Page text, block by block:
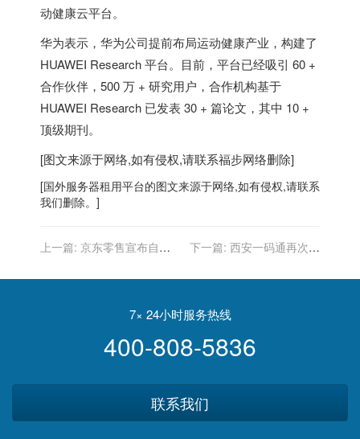
动健康云平台。
华为表示，华为公司提前布局运动健康产业，构建了
HUAWEI Research 平台。目前，平台已经吸引 60 +
合作伙伴，500 万 + 研究用户，合作机构基于
HUAWEI Research 已发表 30 + 篇论文，其中 10 +
顶级期刊。
[图文来源于网络,如有侵权,请联系福步网络删除]
[国外服务器租用平台的图文来源于网络,如有侵权,请联系
我们删除。]
上一篇: 京东零售宣布自由
品牌代言人
下一篇: 西安一码通再次崩
7× 24小时服务热线
400-808-5836
联系我们